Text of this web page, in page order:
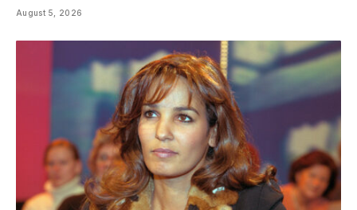
August 5, 2026